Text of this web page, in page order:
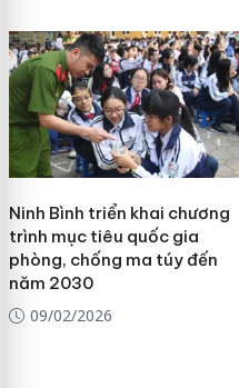
Ninh Bình triển khai chương
trình mục tiêu quốc gia
phòng, chống ma túy đến
năm 2030
09/02/2026